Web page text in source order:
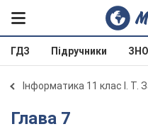
ГДЗ Підручники ЗНО
Інформатика 11 клас І. Т.
Глава 7